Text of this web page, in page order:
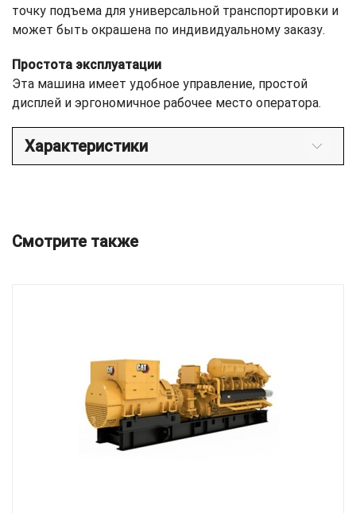
точку подъема для универсальной транспортировки и
может быть окрашена по индивидуальному заказу.
Простота эксплуатации
Эта машина имеет удобное управление, простой
дисплей и эргономичное рабочее место оператора.
Характеристики
Смотрите также